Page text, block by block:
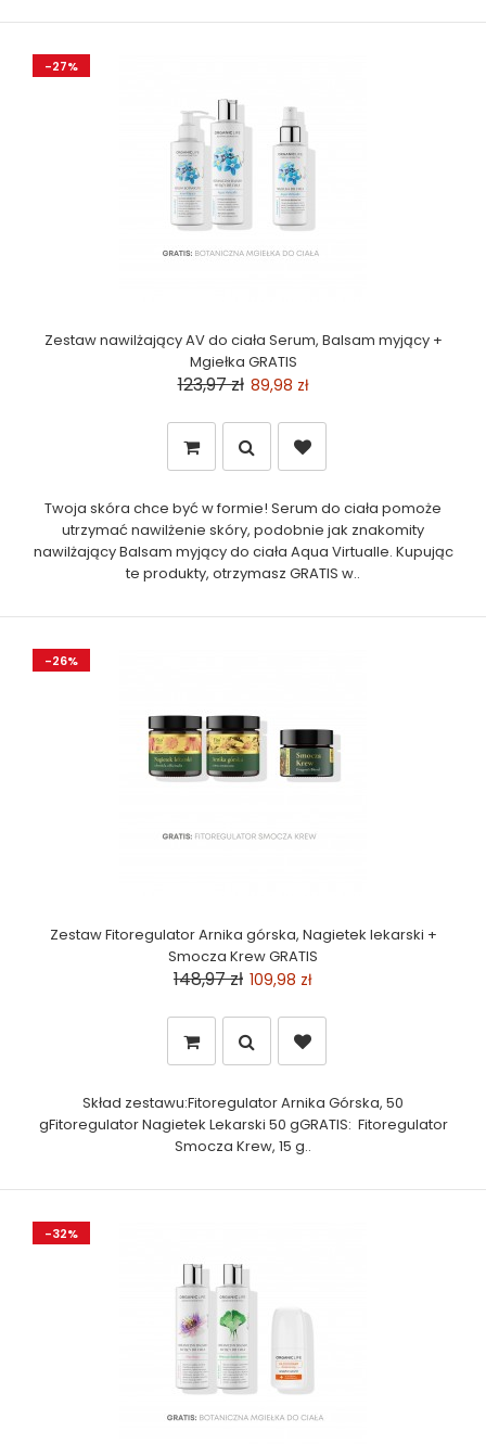
-27%
Zestaw nawilżający AV do ciała Serum, Balsam myjący +
Mgiełka GRATIS
123,97 zł 89,98 zł
Twoja skóra chce być w formie! Serum do ciała pomoże
utrzymać nawilżenie skóry, podobnie jak znakomity
nawilżający Balsam myjący do ciała Aqua Virtualle. Kupując
te produkty, otrzymasz GRATIS w..
-26%
Zestaw Fitoregulator Arnika górska, Nagietek lekarski +
Smocza Krew GRATIS
148,97 zł 109,98 zł
Skład zestawu:Fitoregulator Arnika Górska, 50
gFitoregulator Nagietek Lekarski 50 gGRATIS: Fitoregulator
Smocza Krew, 15 g..
-32%